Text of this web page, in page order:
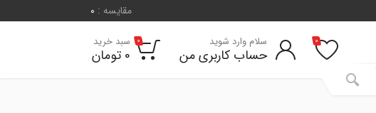
مقایسه : 0
0 سلام وارد شوید
حساب کاربری من
0 سبد خرید
0 تومان